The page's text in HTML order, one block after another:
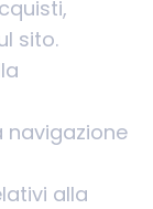
sito.
navigazione
alla